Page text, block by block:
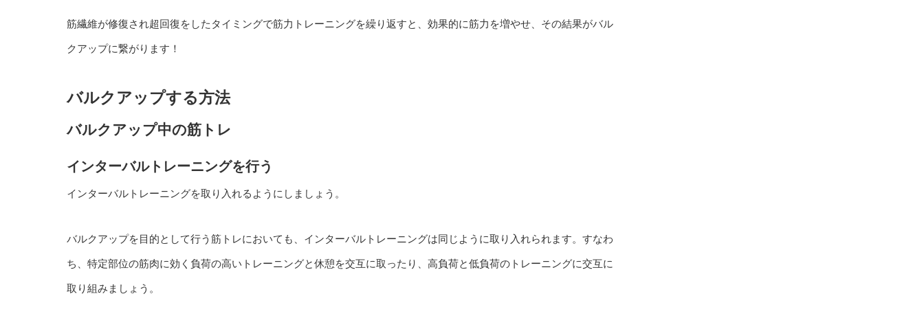
筋繊維が修復され超回復をしたタイミングで筋力トレーニングを繰り返すと、効果的に筋力を増やせ、その結果がバル
クアップに繋がります！
バルクアップする方法
バルクアップ中の筋トレ
インターバルトレーニングを行う
インターバルトレーニングを取り入れるようにしましょう。
バルクアップを目的として行う筋トレにおいても、インターバルトレーニングは同じように取り入れられます。すなわ
ち、特定部位の筋肉に効く負荷の高いトレーニングと休憩を交互に取ったり、高負荷と低負荷のトレーニングに交互に
取り組みましょう。